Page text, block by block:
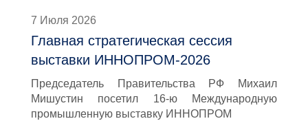
7 Июля 2026
Главная стратегическая сессия
выставки ИННОПРОМ-2026
Председатель Правительства РФ Михаил
Мишустин посетил 16-ю Международную
промышленную выставку ИННОПРОМ